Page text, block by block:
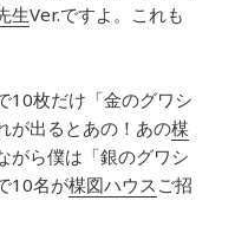
生Ver.ですよ。これも
10枚だけ「金のグワシ
が出るとあの！あの楳
がら僕は「銀のグワシ
10名が楳図ハウス ご招